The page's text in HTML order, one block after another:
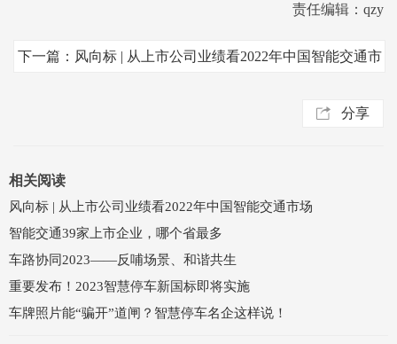
责任编辑：qzy
下一篇：风向标 | 从上市公司业绩看2022年中国智能交通市
分享
相关阅读
风向标 | 从上市公司业绩看2022年中国智能交通市场
智能交通39家上市企业，哪个省最多
车路协同2023——反哺场景、和谐共生
重要发布！2023智慧停车新国标即将实施
车牌照片能“骗开”道闸？智慧停车名企这样说！